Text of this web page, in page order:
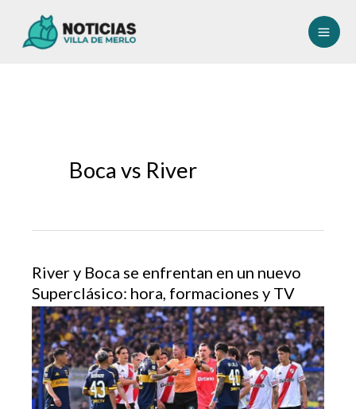
Boca vs River
River y Boca se enfrentan en un nuevo
Superclásico: hora, formaciones y TV